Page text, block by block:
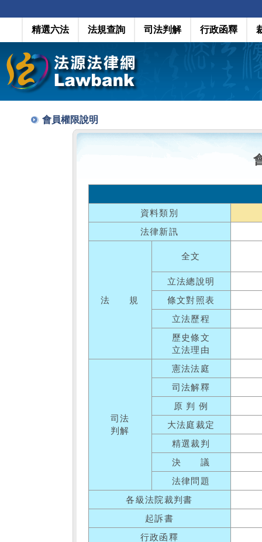
精選六法 法規查詢 司法判解 行政函釋
會員權限說明
資料類別
法律新訊
法 規
全文
立法總說明
條文對照表
立法歷程
歷史條文
立法理由
司法
判解
憲法法庭
司法解釋
原 判 例
大法庭裁定
精選裁判
決 議
法律問題
各級法院裁判書
起訴書
行政函釋